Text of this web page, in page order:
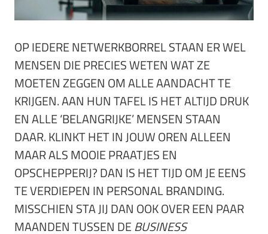
OP IEDERE NETWERKBORREL STAAN ER WEL
MENSEN DIE PRECIES WETEN WAT ZE
MOETEN ZEGGEN OM ALLE AANDACHT TE
KRIJGEN. AAN HUN TAFEL IS HET ALTIJD DRUK
EN ALLE ‘BELANGRIJKE’ MENSEN STAAN
DAAR. KLINKT HET IN JOUW OREN ALLEEN
MAAR ALS MOOIE PRAATJES EN
OPSCHEPPERIJ? DAN IS HET TIJD OM JE EENS
TE VERDIEPEN IN PERSONAL BRANDING.
MISSCHIEN STA JIJ DAN OOK OVER EEN PAAR
MAANDEN TUSSEN DEBUSINESS